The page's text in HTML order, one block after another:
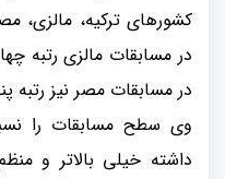
کشورهای ترکیه، مالزی،
در مسابقات مالزی رتبه
در مسابقات مصر نیز رتبه
وی سطح مسابقات را
داشته خیلی بالاتر و